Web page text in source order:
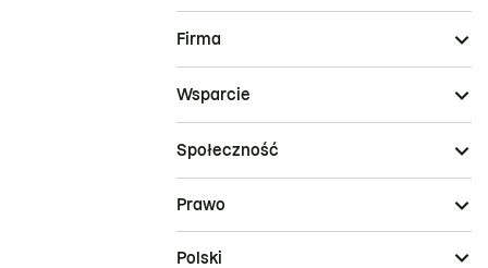
Firma
Wsparcie
Społeczność
Prawo
Polski